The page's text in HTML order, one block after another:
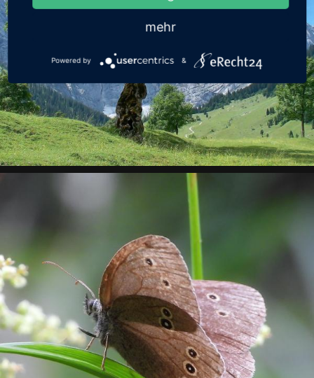
Landschaft, Sommer
mehr
Powered by &